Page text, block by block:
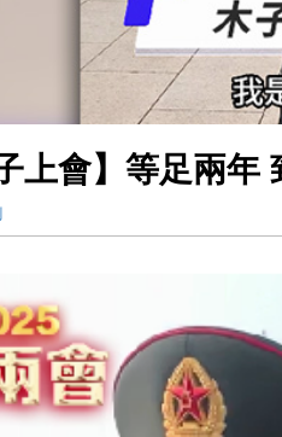
上會】等足兩年